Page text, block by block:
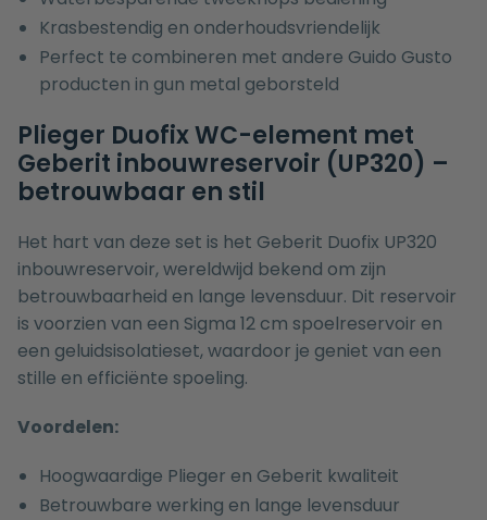
Krasbestendig en onderhoudsvriendelijk
Perfect te combineren met andere Guido Gusto
producten in gun metal geborsteld
Plieger Duofix WC-element met
Geberit inbouwreservoir (UP320) –
betrouwbaar en stil
Het hart van deze set is het Geberit Duofix UP320
inbouwreservoir, wereldwijd bekend om zijn
betrouwbaarheid en lange levensduur. Dit reservoir
is voorzien van een Sigma 12 cm spoelreservoir en
een geluidsisolatieset, waardoor je geniet van een
stille en efficiënte spoeling.
Voordelen:
Hoogwaardige Plieger en Geberit kwaliteit
Betrouwbare werking en lange levensduur